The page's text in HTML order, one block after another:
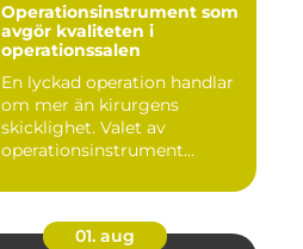
Operationsinstrument som
avgör kvaliteten i
operationssalen
En lyckad operation handlar
om mer än kirurgens
skicklighet. Valet av
operationsinstrument
01. aug